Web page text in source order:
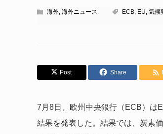
海外, 海外ニュース ECB, EU, 気候
Post Share
7月8日、欧州中央銀行（ECB）は
結果を発表した。結果では、炭素